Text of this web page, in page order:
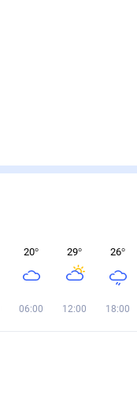
20°
06:00
29°
12:00
26°
18:00